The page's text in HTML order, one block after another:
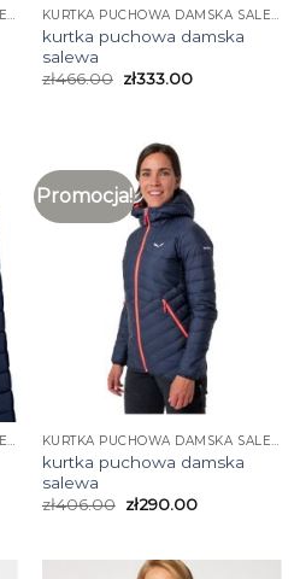
KURTKA PUCHOWA DAMSKA SALEWA KURTKA PUCHOWA DAMSKA SALEWA
kurtka puchowa damska
salewa
zł466.00 zł333.00
KURTKA PUCHOWA DAMSKA SALEWA
Promocja!
KURTKA PUCHOWA DAMSKA SALEWA
kurtka puchowa damska
salewa
zł406.00 zł290.00